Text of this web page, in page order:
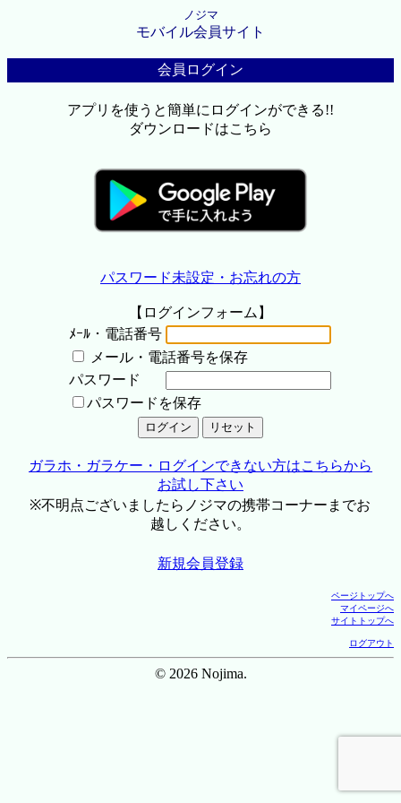
ノジマ
モバイル会員サイト
会員ログイン
アプリを使うと簡単にログインができる!!
ダウンロードはこちら
パスワード未設定・お忘れの方
【ログインフォーム】
ﾒｰﾙ・電話番号
メール・電話番号を保存
パスワード
パスワードを保存
ガラホ・ガラケー・ログインできない方はこちらから
お試し下さい
※不明点ございましたらノジマの携帯コーナーまでお
越しください。
新規会員登録
ページトップへ
マイページへ
サイトトップへ
ログアウト
© 2026 Nojima.